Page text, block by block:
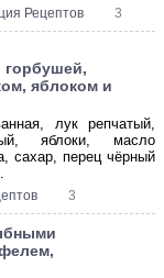
Рецептов 3
горбушей,
яблоком и
лук репчатый,
яблоки, масло
сахар, перец чёрный
3